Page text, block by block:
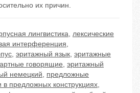
их причин.
лингвистика, лексические
интерференция,
, эритажный язык, эритажные
говорящие, эритажный
немецкий, предложные
в предложных конструкциях,